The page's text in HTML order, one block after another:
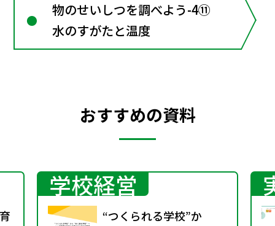
物のせいしつを調べよう-4⑪
水のすがたと温度
おすすめの資料
学校経営
“つくられる学校”か